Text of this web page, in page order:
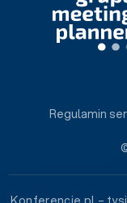
Regulamin